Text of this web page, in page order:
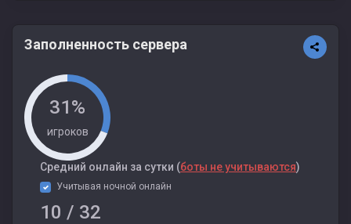
Заполненность сервера
31%
игроков
Cредний онлайн за сутки (боты не учитываются)
Учитывая ночной онлайн
10 / 32